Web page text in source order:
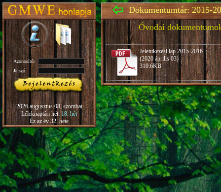
Azonosító:
Jelszó:
2026 augusztus 08, szombat
Léleknaptári hét:18. hét
Ez az év 32. hete
Dokumentumtár: 2015-
Óvodai
Jelentkezési lap 2015-2016
(2020 április 03)
310.6KB